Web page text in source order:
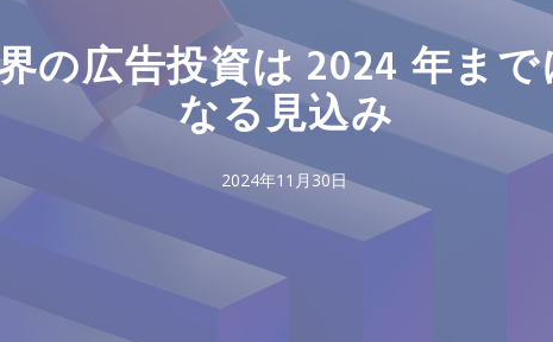
の広告投資は 2024 年ま
なる見込み
2024年11月30日